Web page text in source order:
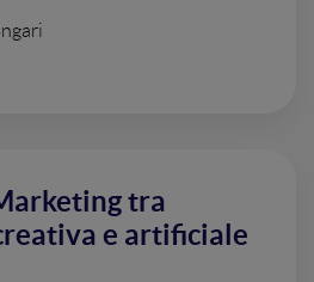
tra
e artificiale